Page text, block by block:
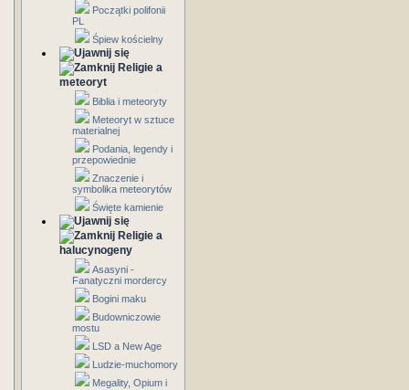
Początki polifonii
PL
Śpiew kościelny
Religie a
meteoryt
Biblia i meteoryty
Meteoryt w sztuce
materialnej
Podania, legendy i
przepowiednie
Znaczenie i
symbolika meteorytów
Święte kamienie
Religie a
halucynogeny
Asasyni -
Fanatyczni mordercy
Bogini maku
Budowniczowie
mostu
LSD a New Age
Ludzie-muchomory
Megality, Opium i